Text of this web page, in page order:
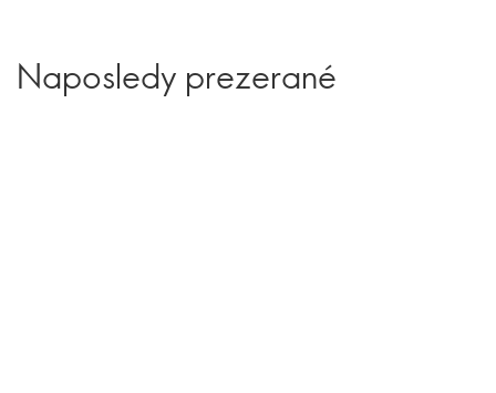
Naposledy prezerané